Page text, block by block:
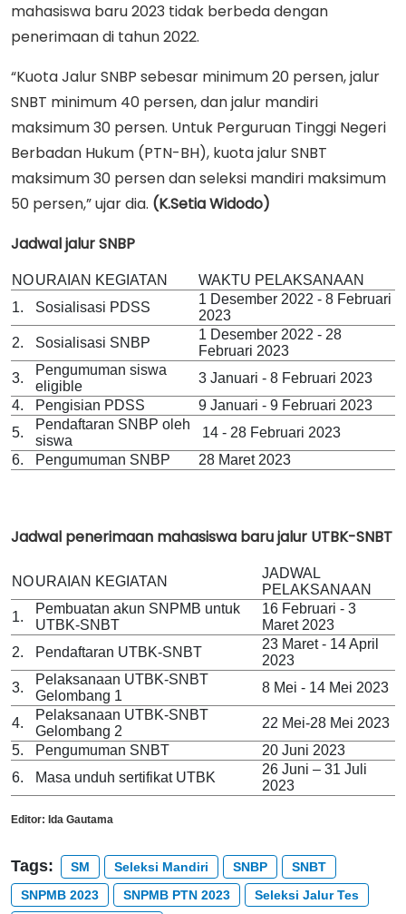
mahasiswa baru 2023 tidak berbeda dengan
penerimaan di tahun 2022.
“Kuota Jalur SNBP sebesar minimum 20 persen, jalur
SNBT minimum 40 persen, dan jalur mandiri
maksimum 30 persen. Untuk Perguruan Tinggi Negeri
Berbadan Hukum (PTN-BH), kuota jalur SNBT
maksimum 30 persen dan seleksi mandiri maksimum
50 persen,” ujar dia. (K.Setia Widodo)
Jadwal jalur SNBP
NOURAIAN KEGIATAN
WAKTU PELAKSANAAN
1.
Sosialisasi PDSS
1 Desember 2022 - 8 Februari
2023
2.
Sosialisasi SNBP
1 Desember 2022 - 28
Februari 2023
3.
Pengumuman siswa
eligible
3 Januari - 8 Februari 2023
4.
Pengisian PDSS
9 Januari - 9 Februari 2023
5.
Pendaftaran SNBP oleh
siswa
14 - 28 Februari 2023
6.
Pengumuman SNBP 28 Maret 2023
Jadwal penerimaan mahasiswa baru jalur UTBK-SNBT
NOURAIAN KEGIATAN
JADWAL
PELAKSANAAN
1.
Pembuatan akun SNPMB untuk
UTBK-SNBT
16 Februari - 3
Maret 2023
2.
Pendaftaran UTBK-SNBT
23 Maret - 14 April
2023
3.
Pelaksanaan UTBK-SNBT
Gelombang 1
8 Mei - 14 Mei 2023
4.
Pelaksanaan UTBK-SNBT
Gelombang 2
22 Mei-28 Mei 2023
5.
Pengumuman SNBT
20 Juni 2023
6.
Masa unduh sertifikat UTBK
26 Juni – 31 Juli
2023
Editor: Ida Gautama
Tags: SM Seleksi Mandiri SNBP
SNBT
SNPMB 2023
SNPMB PTN 2023
Seleksi Jalur Tes